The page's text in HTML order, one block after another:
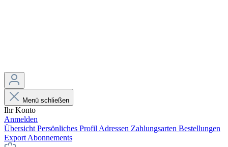
Menü schließen
Ihr Konto
Anmelden
Übersicht Persönliches Profil Adressen Zahlungsarten Bestellungen
Export Abonnements